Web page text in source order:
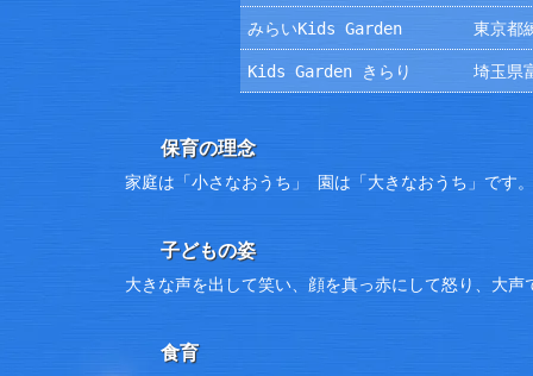
みらいKids Garden 東京都
Kids Garden きらり 埼玉県
保育の理念
家庭は「小さなおうち」 園は「大きなおうち」です
子どもの姿
大きな声を出して笑い、顔を真っ赤にして怒り、大
食育